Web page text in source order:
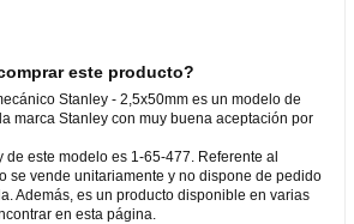
este producto?
Stanley - 2,5x50mm es un modelo de
marca Stanley con muy buena aceptación por
de este modelo es 1-65-477. Referente al
se vende unitariamente y no dispone de pedido
Además, es un producto disponible en varias
en esta página.